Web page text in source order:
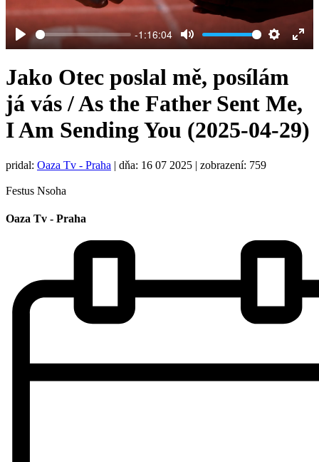
Play
-1:16:04
Mute Settings
Jako Otec poslal mě, posílám
já vás / As the Father Sent Me,
I Am Sending You (2025-04-29)
pridal: Oaza Tv - Praha | dňa: 16 07 2025 | zobrazení: 759
Festus Nsoha
Oaza Tv - Praha